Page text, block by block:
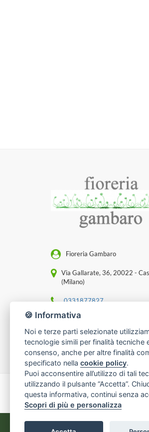
Fioreria Gambaro
Via Gallarate, 36, 20022 -
(Milano)
0331877827
[email protected]
P. IVA 07990200151
Made with byInfoser.it-
🍪 Informativa
Noi e terze parti selezionate
tecnologie simili per finalità tecniche
consenso, anche per altre finalità
specificato nella cookie policy.
Puoi acconsentire all’utilizzo di tali
utilizzando il pulsante “Accetta”.
questa informativa, continui senza
Scopri di più e personalizza